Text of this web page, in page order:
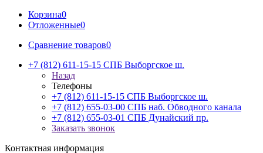
Корзина0
Отложенные0
Сравнение товаров0
+7 (812) 611-15-15 СПБ Выборгское ш.
Назад
Телефоны
+7 (812) 611-15-15 СПБ Выборгское ш.
+7 (812) 655-03-00 СПБ наб. Обводного канала
+7 (812) 655-03-01 СПБ Дунайский пр.
Заказать звонок
Контактная информация